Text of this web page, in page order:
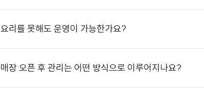
요리를 못해도 운영이 가능한가요?
매장 오픈 후 관리는 어떤 방식으로 이루어지나요?